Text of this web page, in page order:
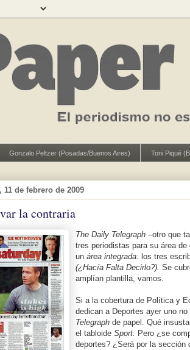
Gonzalo Peltzer (Posadas/Buenos Aires) Toni Piqué
11 de febrero de 2009
la contraria
The Daily Telegraph –otro que
tres periodistas para su área de
un área integrada: los tres
(¿Hacía Falta Decirlo?). Se
amplían plantilla, vamos.
Si a la cobertura de Política y
dedican a Deportes ayer uno
Telegraph de papel. Qué
el tabloide Sport. Pero ¿se
deportes? ¿Será por la sección